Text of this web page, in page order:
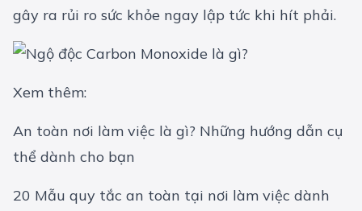
gây ra rủi ro sức khỏe ngay lập tức khi hít phải.
Xem thêm:
An toàn nơi làm việc là gì? Những hướng dẫn cụ
thể dành cho bạn
20 Mẫu quy tắc an toàn tại nơi làm việc dành